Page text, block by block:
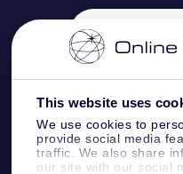
This website uses
We use cookies to
provide social media
traffic. We also share
our site with our social
OSR Starsaver
Aplicativo RV Fly
Política de
Constelações